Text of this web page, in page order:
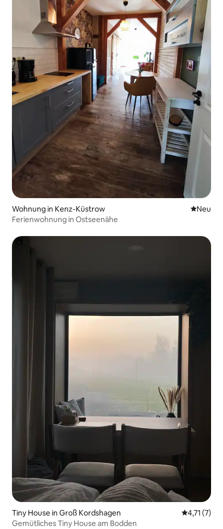
Wohnung in Kenz-Küstrow Neue
Neu
Ferienwohnung in Ostseenähe
Tiny House in Groß Kordshagen
4,71 (7)
Gemütliches Tiny House am Bodden